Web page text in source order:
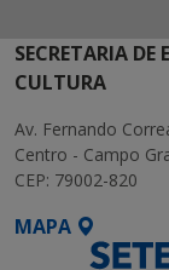
SECRETARIA DE
CULTURA
Av. Fernando
Centro - Campo
CEP: 79002-820
MAPA